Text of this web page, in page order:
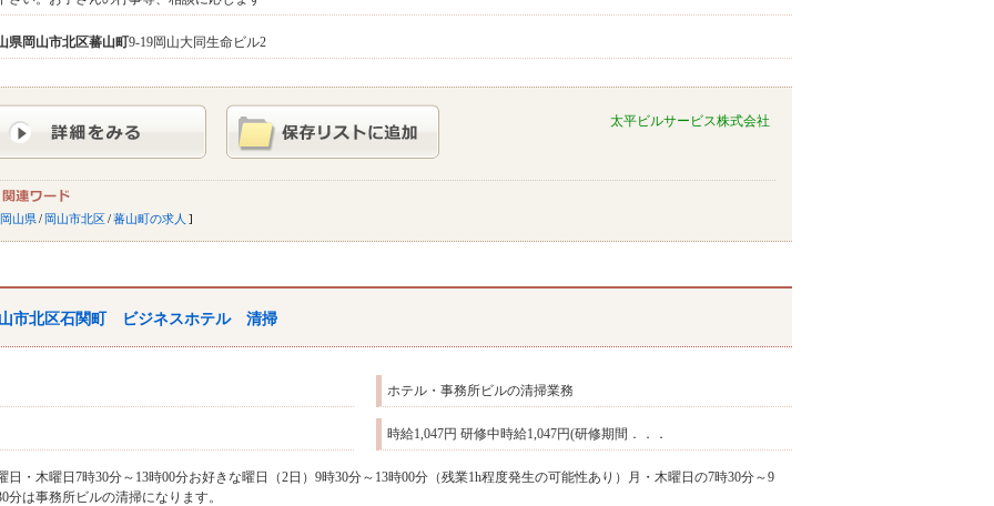
県岡山市北区蕃山町9-19岡山大同生命ビル2
太平ビルサービス株式会社
岡山県/ 岡山市北区/蕃山町の求人
市北区石関町 ビジネスホテル 清掃
ホテル・事務所ビルの清掃業務
時給1,047円 研修中時給1,047円(研修期間．．．
日・木曜日7時30分～13時00分お好きな曜日（2日）9時30分～13時00分（残業1h程度発生の可能性あり）月・木曜日の7時30分～9
分は事務所ビルの清掃になります。